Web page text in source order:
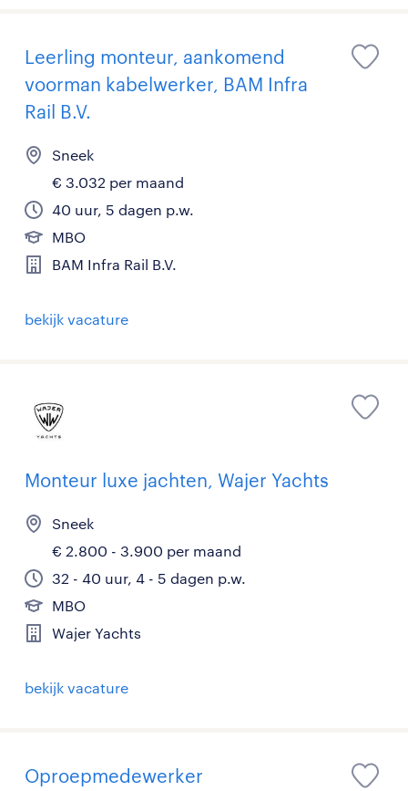
Leerling monteur, aankomend
voorman kabelwerker, BAM Infra
Rail B.V.
Sneek
€ 3.032 per maand
40 uur, 5 dagen p.w.
MBO
BAM Infra Rail B.V.
bekijk vacature
Monteur luxe jachten, Wajer Yachts
Sneek
€ 2.800 - 3.900 per maand
32 - 40 uur, 4 - 5 dagen p.w.
MBO
Wajer Yachts
bekijk vacature
Oproepmedewerker